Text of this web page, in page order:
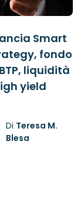
Smart
fondo
liquidità
yield
Di Teresa M.
Blesa